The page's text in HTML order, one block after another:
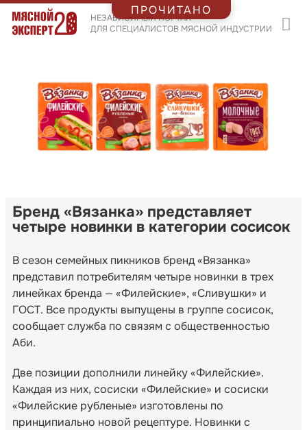
НЕЗАВИСИМЫЙ ПОРТАЛ
ДЛЯ СПЕЦИАЛИСТОВ МЯСНОЙ ИНДУСТРИИ
Бренд «Вязанка» представляет
четыре новинки в категории сосисок
В сезон семейных пикников бренд «Вязанка»
представил потребителям четыре новинки в трех
линейках бренда — «Филейские», «Сливушки» и
ГОСТ. Все продукты выпущены в группе сосисок,
сообщает служба по связям с общественностью
Аби.
Две позиции дополнили линейку «Филейские».
Каждая из них, сосиски «Филейские» и сосиски
«Филейские рубленые» изготовлены по
принципиально новой рецептуре. Новинки с
ПРОЧИТАНО